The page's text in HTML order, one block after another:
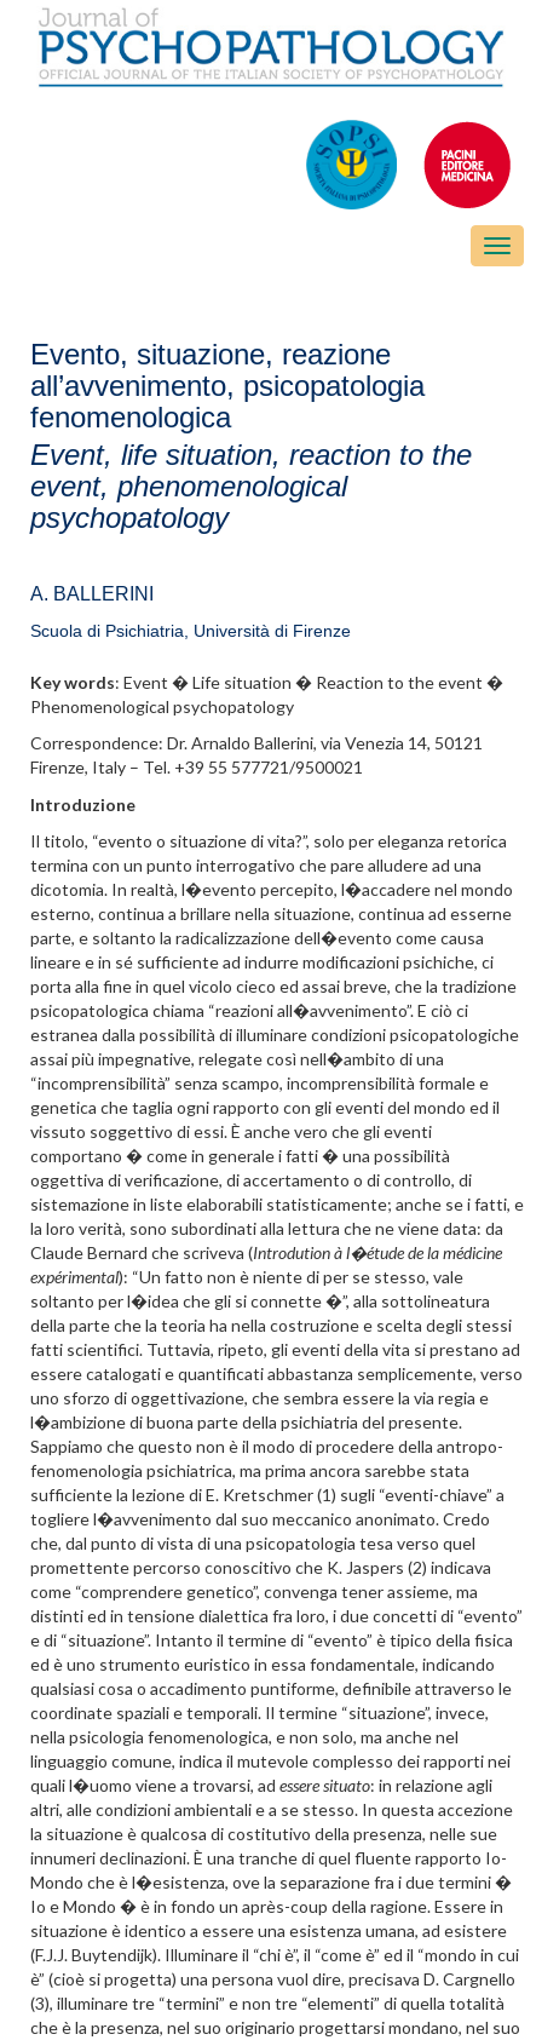
Toggle
Evento, situazione, reazione
all’avvenimento, psicopatologia
fenomenologica
Event, life situation, reaction to the
event, phenomenological
psychopatology
A. BALLERINI
Scuola di Psichiatria, Università di Firenze
Key words: Event � Life situation � Reaction to the event �
Phenomenological psychopatology
Correspondence: Dr. Arnaldo Ballerini, via Venezia 14, 50121
Firenze, Italy – Tel. +39 55 577721/9500021
Introduzione
Il titolo, “evento o situazione di vita?”, solo per eleganza retorica
termina con un punto interrogativo che pare alludere ad una
dicotomia. In realtà, l�evento percepito, l�accadere nel mondo
esterno, continua a brillare nella situazione, continua ad esserne
parte, e soltanto la radicalizzazione dell�evento come causa
lineare e in sé sufficiente ad indurre modificazioni psichiche, ci
porta alla fine in quel vicolo cieco ed assai breve, che la tradizione
psicopatologica chiama “reazioni all�avvenimento”. E ciò ci
estranea dalla possibilità di illuminare condizioni psicopatologiche
assai più impegnative, relegate così nell�ambito di una
“incomprensibilità” senza scampo, incomprensibilità formale e
genetica che taglia ogni rapporto con gli eventi del mondo ed il
vissuto soggettivo di essi. È anche vero che gli eventi
comportano � come in generale i fatti � una possibilità
oggettiva di verificazione, di accertamento o di controllo, di
sistemazione in liste elaborabili statisticamente; anche se i fatti, e
la loro verità, sono subordinati alla lettura che ne viene data: da
Claude Bernard che scriveva (Introdution à l�étude de la médicine
expérimental): “Un fatto non è niente di per se stesso, vale
soltanto per l�idea che gli si connette �”, alla sottolineatura
della parte che la teoria ha nella costruzione e scelta degli stessi
fatti scientifici. Tuttavia, ripeto, gli eventi della vita si prestano ad
essere catalogati e quantificati abbastanza semplicemente, verso
uno sforzo di oggettivazione, che sembra essere la via regia e
l�ambizione di buona parte della psichiatria del presente.
Sappiamo che questo non è il modo di procedere della antropo-
fenomenologia psichiatrica, ma prima ancora sarebbe stata
sufficiente la lezione di E. Kretschmer (1) sugli “eventi-chiave” a
togliere l�avvenimento dal suo meccanico anonimato. Credo
che, dal punto di vista di una psicopatologia tesa verso quel
promettente percorso conoscitivo che K. Jaspers (2) indicava
come “comprendere genetico”, convenga tener assieme, ma
distinti ed in tensione dialettica fra loro, i due concetti di “evento”
e di “situazione”. Intanto il termine di “evento” è tipico della fisica
ed è uno strumento euristico in essa fondamentale, indicando
qualsiasi cosa o accadimento puntiforme, definibile attraverso le
coordinate spaziali e temporali. Il termine “situazione”, invece,
nella psicologia fenomenologica, e non solo, ma anche nel
linguaggio comune, indica il mutevole complesso dei rapporti nei
quali l�uomo viene a trovarsi, ad essere situato: in relazione agli
altri, alle condizioni ambientali e a se stesso. In questa accezione
la situazione è qualcosa di costitutivo della presenza, nelle sue
innumeri declinazioni. È una tranche di quel fluente rapporto Io-
Mondo che è l�esistenza, ove la separazione fra i due termini �
Io e Mondo � è in fondo un après-coup della ragione. Essere in
situazione è identico a essere una esistenza umana, ad esistere
(F.J.J. Buytendijk). Illuminare il “chi è”, il “come è” ed il “mondo in cui
è” (cioè si progetta) una persona vuol dire, precisava D. Cargnello
(3), illuminare tre “termini” e non tre “elementi” di quella totalità
che è la presenza, nel suo originario progettarsi mondano, nel suo